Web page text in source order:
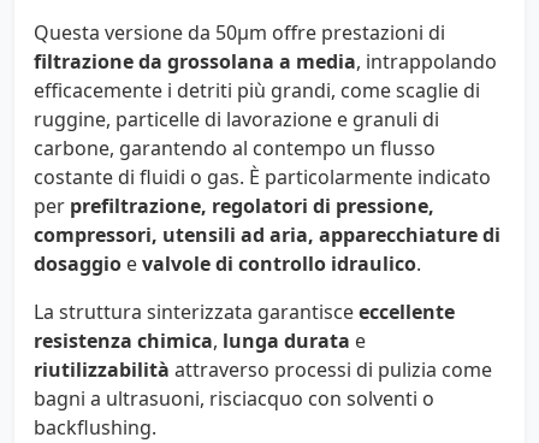
Questa versione da 50µm offre prestazioni di
filtrazione da grossolana a media, intrappolando
efficacemente i detriti più grandi, come scaglie di
ruggine, particelle di lavorazione e granuli di
carbone, garantendo al contempo un flusso
costante di fluidi o gas. È particolarmente indicato
per prefiltrazione, regolatori di pressione,
compressori, utensili ad aria, apparecchiature di
dosaggio evalvole di controllo idraulico.
La struttura sinterizzata garantisceeccellente
resistenza chimica, lunga durata e
riutilizzabilità attraverso processi di pulizia come
bagni a ultrasuoni, risciacquo con solventi o
backflushing.